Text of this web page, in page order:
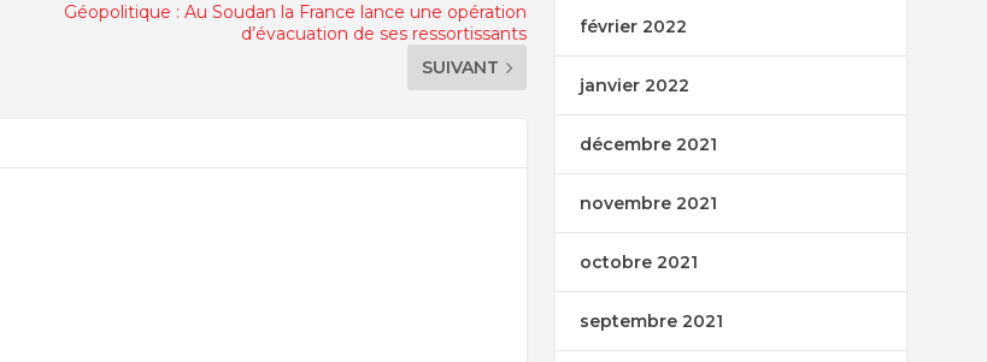
Géopolitique : Au Soudan la France lance une opération
d’évacuation de ses ressortissants
SUIVANT
février 2022
janvier 2022
décembre 2021
novembre 2021
octobre 2021
septembre 2021